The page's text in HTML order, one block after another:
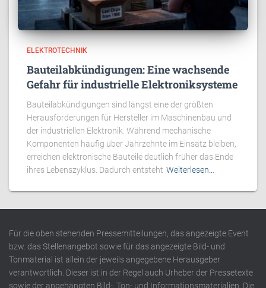
ELEKTROTECHNIK
Bauteilabkündigungen: Eine wachsende
Gefahr für industrielle Elektroniksysteme
Bauteilabkündigungen sind längst eine der größten
Herausforderungen für Hersteller im Maschinenbau und
der industriellen Elektronik. Während mechanische
Komponenten häufig über Jahrzehnte im Einsatz bleiben,
erreichen elektronische Bauteile deutlich früher das Ende
ihres Lebenszyklus. Dadurch entsteht Weiterlesen…
Für die oben stehenden Pressemitteilungen, das angezeigte Event
bzw. das Stellenangebot sowie für das angezeigte Bild- und
Tonmaterial ist allein der jeweils angegebene Herausgeber
verantwortlich. Dieser ist in der Regel auch Urheber der Pressetexte
sowie der angehängten Bild-, Ton- und Informationsmaterialien. Die